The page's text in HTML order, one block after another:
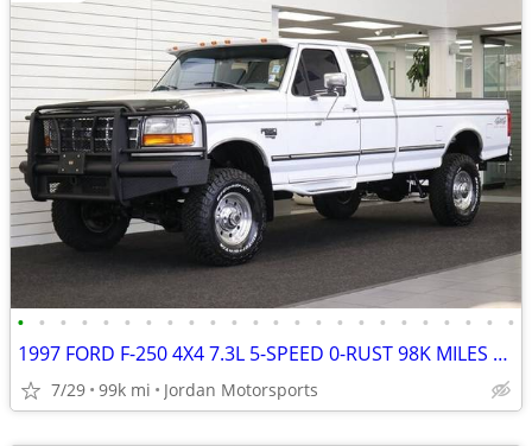
• • • • • • • • • • • • • • • • • • • • • • • •
1997 FORD F-250 4X4 7.3L 5-SPEED 0-RUST 98K MILES F250 F350 1996 1995
7/29 99k mi Jordan Motorsports